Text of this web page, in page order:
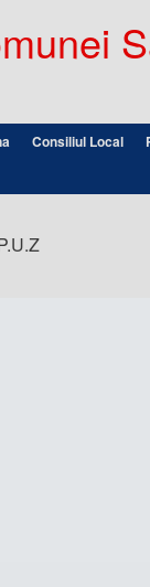
Consiliul Local